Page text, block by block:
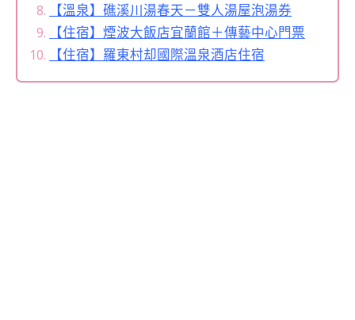
【溫泉】礁溪川湯春天－雙人湯屋泡湯券
【住宿】煙波大飯店宜蘭館＋傳藝中心門票
【住宿】羅東村却國際溫泉酒店住宿